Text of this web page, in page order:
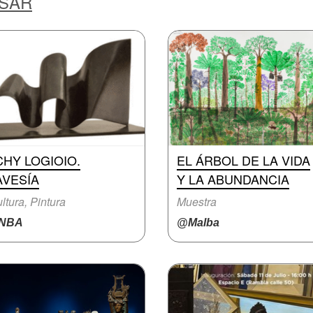
LOGIOIO.
Pintura
EL ÁRBOL DE LA VIDA
Y LA ABUNDANCIA
Muestra
@Malba